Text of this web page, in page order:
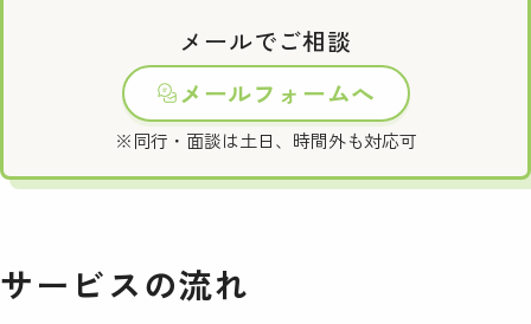
メールでご相談
メールフォームへ
※同行・面談は土日、時間外も対応可
サービスの流れ